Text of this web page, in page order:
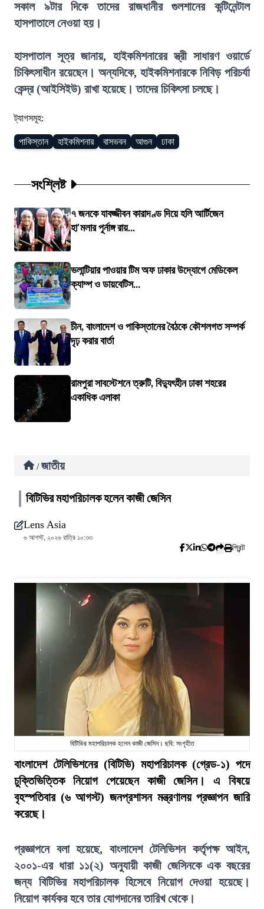
সকাল ৯টার দিকে তাদের রাজধানীর গুলশানের কন্টিনেন্টাল
হাসপাতালে নেওয়া হয়।
হাসপাতাল সূত্র জানায়, হাইকমিশনারের স্ত্রী সাধারণ ওয়ার্ডে
চিকিৎসাধীন রয়েছেন। অন্যদিকে, হাইকমিশনারকে নিবিড় পরিচর্যা
কেন্দ্র (আইসিইউ) রাখা হয়েছে। তাদের চিকিৎসা চলছে।
ট্যাগসমূহ:
পাকিস্তান হাইকমিশনার বাসভবন আগুন ঢাকা
সংশ্লিষ্ট
৭ জনকে যাবজ্জীবন কারাদণ্ড দিয়ে হলি আর্টিজেন
হা'মলার পূর্নাঙ্গ রায়...
ভলান্টিয়ার পাওয়ার টিম অফ ঢাকার উদ্যোগে মেডিকেল
ক্যাম্প ও ডায়বেটিস...
চীন, বাংলাদেশ ও পাকিস্তানের বৈঠকে কৌশলগত সম্পর্ক
দৃঢ় করার বার্তা
রামপুরা সাবস্টেশনে ত্রুটি, বিদ্যুৎহীন ঢাকা শহরের
একাধিক এলাকা
/ জাতীয়
বিটিভির মহাপরিচালক হলেন কাজী জেসিন
Lens Asia
৬ আগস্ট, ২০২৬ রাত্রি ১০:৩৩
প্রিন্ট
বিটিভির মহাপরিচালক হলেন কাজী জেসিন। ছবি: সংগৃহীত
বাংলাদেশ টেলিভিশনের (বিটিভি) মহাপরিচালক (গ্রেড-১) পদে
চুক্তিভিত্তিক নিয়োগ পেয়েছেন কাজী জেসিন। এ বিষয়ে
বৃহস্পতিবার (৬ আগস্ট) জনপ্রশাসন মন্ত্রণালয় প্রজ্ঞাপন জারি
করেছে।
প্রজ্ঞাপনে বলা হয়েছে, বাংলাদেশ টেলিভিশন কর্তৃপক্ষ আইন,
২০০১-এর ধারা ১১(২) অনুযায়ী কাজী জেসিনকে এক বছরের
জন্য বিটিভির মহাপরিচালক হিসেবে নিয়োগ দেওয়া হয়েছে।
নিয়োগ কার্যকর হবে তার যোগদানের তারিখ থেকে।